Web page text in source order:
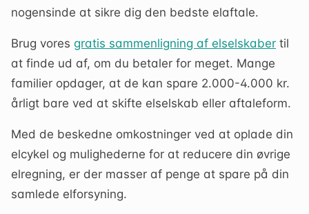
nogensinde at sikre dig den bedste elaftale.
Brug vores gratis sammenligning af elselskaber til
at finde ud af, om du betaler for meget. Mange
familier opdager, at de kan spare 2.000-4.000 kr.
årligt bare ved at skifte elselskab eller aftaleform.
Med de beskedne omkostninger ved at oplade din
elcykel og mulighederne for at reducere din øvrige
elregning, er der masser af penge at spare på din
samlede elforsyning.